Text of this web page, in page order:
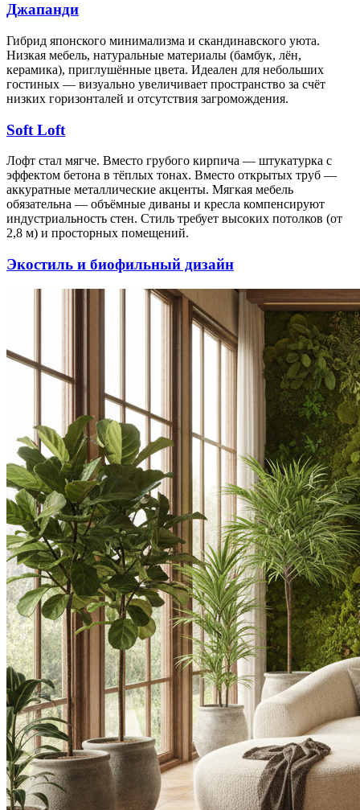
Джапанди
Гибрид японского минимализма и скандинавского уюта.
Низкая мебель, натуральные материалы (бамбук, лён,
керамика), приглушённые цвета. Идеален для небольших
гостиных — визуально увеличивает пространство за счёт
низких горизонталей и отсутствия загромождения.
Soft Loft
Лофт стал мягче. Вместо грубого кирпича — штукатурка с
эффектом бетона в тёплых тонах. Вместо открытых труб —
аккуратные металлические акценты. Мягкая мебель
обязательна — объёмные диваны и кресла компенсируют
индустриальность стен. Стиль требует высоких потолков (от
2,8 м) и просторных помещений.
Экостиль и биофильный дизайн